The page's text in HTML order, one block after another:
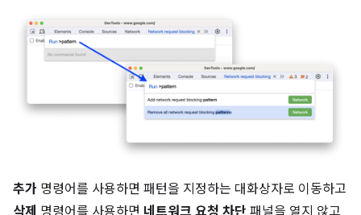
추가 명령어를 사용하면 패턴을 지정하는 대화상자로 이동하고
삭제 명령어를 사용하면 네트워크 요청 차단 패널을 열지 않고